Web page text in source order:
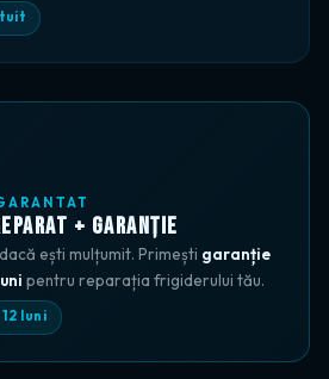
+ Garanție
ești mulțumit. Primești garanție
pentru reparația frigiderului tău.
luni